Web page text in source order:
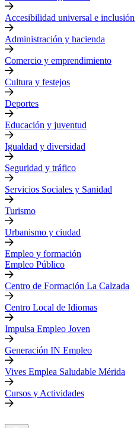
Accesibilidad universal e inclusión
Administración y hacienda
Comercio y emprendimiento
Cultura y festejos
Deportes
Educación y juventud
Igualdad y diversidad
Seguridad y tráfico
Servicios Sociales y Sanidad
Turismo
Urbanismo y ciudad
Empleo y formación
Empleo Público
Centro de Formación La Calzada
Centro Local de Idiomas
Impulsa Empleo Joven
Generación IN Empleo
Vives Emplea Saludable Mérida
Cursos y Actividades